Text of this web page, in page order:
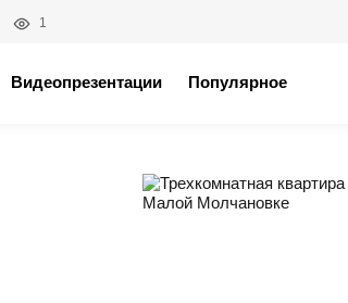
1
Видеопрезентации Популярное